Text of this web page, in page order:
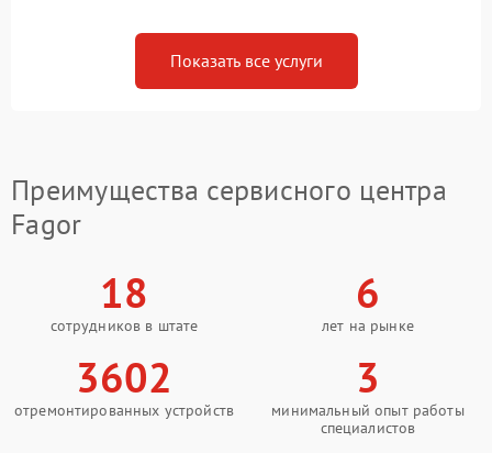
Показать все услуги
Преимущества сервисного центра
Fagor
18
сотрудников в штате
6
лет на рынке
3602
отремонтированных устройств
3
минимальный опыт работы
специалистов